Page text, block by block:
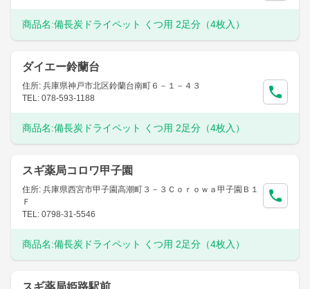
商品名:備長炭ドライペット くつ用 2足分（4枚入）
ダイエー鈴蘭台
住所: 兵庫県神戸市北区鈴蘭台南町６－１－４３
TEL: 078-593-1188
商品名:備長炭ドライペット くつ用 2足分（4枚入）
スギ薬局コロワ甲子園
住所: 兵庫県西宮市甲子園高潮町３－３Ｃｏｒｏｗａ甲子園Ｂ１
Ｆ
TEL: 0798-31-5546
商品名:備長炭ドライペット くつ用 2足分（4枚入）
スギ薬局姫路駅前